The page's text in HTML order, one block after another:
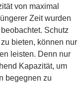
von maximal
Zeit wurden
Schutz
bieten, können nur
leisten. Denn nur
Kapazität, um
begegnen zu